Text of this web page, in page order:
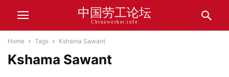
中国劳工论坛
Chinaworker.info
Home Tags Kshama Sawant
Kshama Sawant